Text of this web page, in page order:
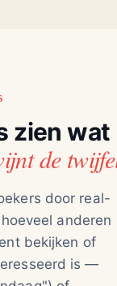
zien wat
de
door real-
anderen
bekijken of
is —